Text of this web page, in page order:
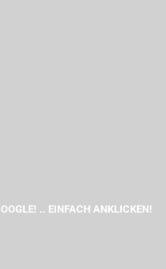
.. EINFACH ANKLICKEN!